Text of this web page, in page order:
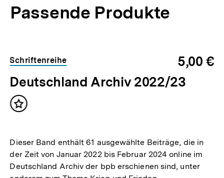
Passende Produkte
Schriftenreihe
5,00 €
Deutschland Archiv 2022/23
Inhalt
Dieser Band enthält 61 ausgewählte Beiträge, die in
der Zeit von Januar 2022 bis Februar 2024 online im
Deutschland Archiv der bpb erschienen sind, unter